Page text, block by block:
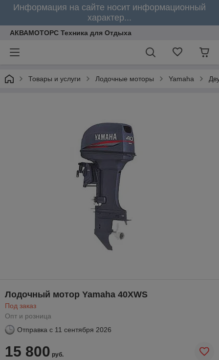
Информация на сайте носит информационный
характер...
АКВАМОТОРС Техника для Отдыха
Товары и услуги Лодочные моторы Yamaha
Лодочный мотор Yamaha 40XWS
Под заказ
Опт и розница
Отправка с 11 сентября 2026
15 800 руб.